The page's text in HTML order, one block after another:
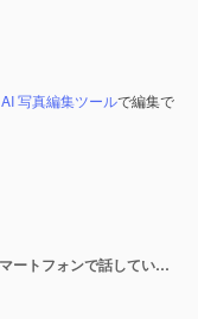
AI 写真編集ツールで編集で
屋外で休んでいる間に携帯電話を持つスマートフォンで話している公園でリラックスした笑顔のアジアの女の子